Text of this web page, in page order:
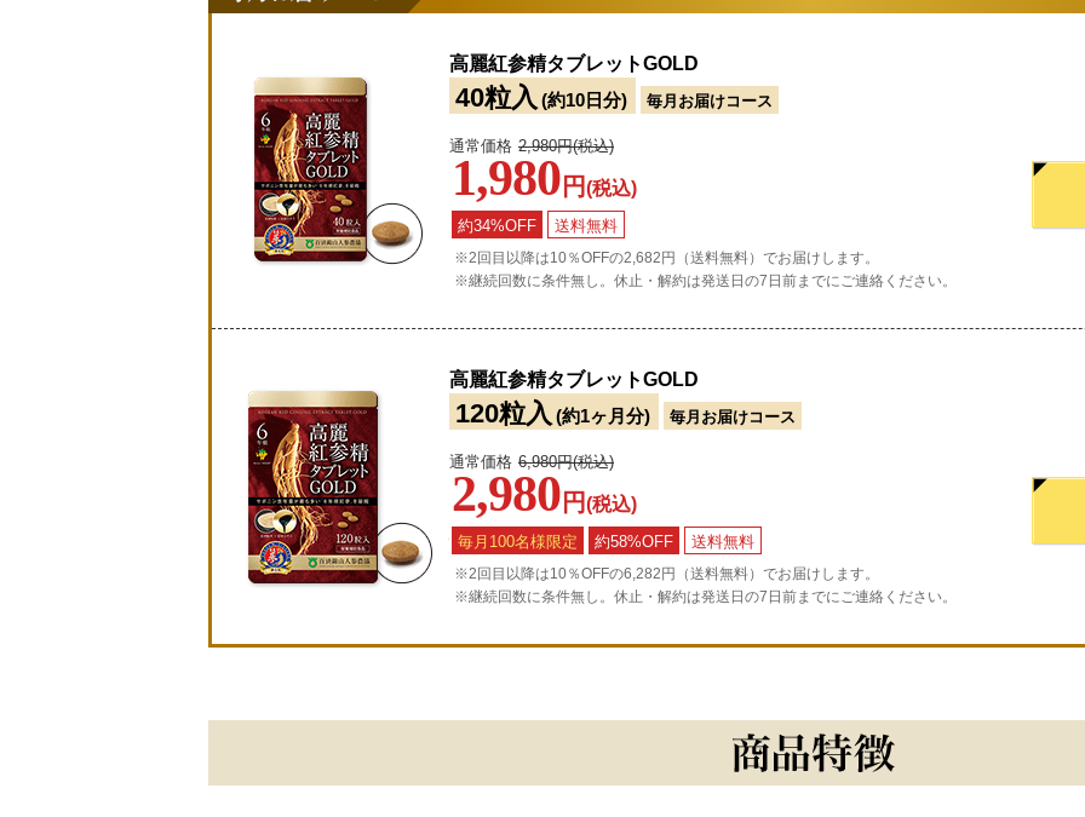
高麗紅参精タブレットGOLD
40粒入 (約10日分) 毎月お届けコース
通常価格 2,980円(税込)
1,980 円(税込)
約34%OFF 送料無料
※2回目以降は10％OFFの2,682円（送料無料）でお届けします。
※継続回数に条件無し。休止・解約は発送日の7日前までにご連絡ください。
高麗紅参精タブレットGOLD
120粒入 (約1ヶ月分) 毎月お届けコース
通常価格 6,980円(税込)
2,980 円(税込)
毎月100名様限定 約58%OFF 送料無料
※2回目以降は10％OFFの6,282円（送料無料）でお届けします。
※継続回数に条件無し。休止・解約は発送日の7日前までにご連絡ください。